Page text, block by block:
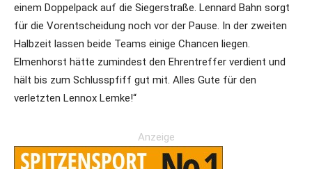
einem Doppelpack auf die Siegerstraße. Lennard Bahn sorgt
für die Vorentscheidung noch vor der Pause. In der zweiten
Halbzeit lassen beide Teams einige Chancen liegen.
Elmenhorst hätte zumindest den Ehrentreffer verdient und
hält bis zum Schlusspfiff gut mit. Alles Gute für den
verletzten Lennox Lemke!“
Anzeige